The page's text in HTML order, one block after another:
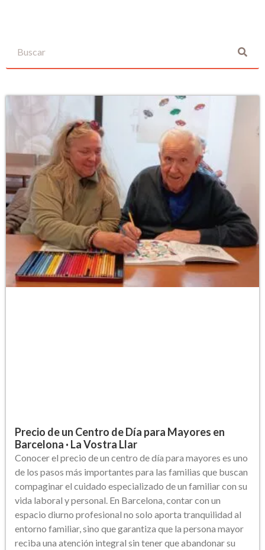
Precio de un Centro de Día para Mayores en
Barcelona · La Vostra Llar
Conocer el precio de un centro de día para mayores es uno
de los pasos más importantes para las familias que buscan
compaginar el cuidado especializado de un familiar con su
vida laboral y personal. En Barcelona, contar con un
espacio diurno profesional no solo aporta tranquilidad al
entorno familiar, sino que garantiza que la persona mayor
reciba una atención integral sin tener que abandonar su